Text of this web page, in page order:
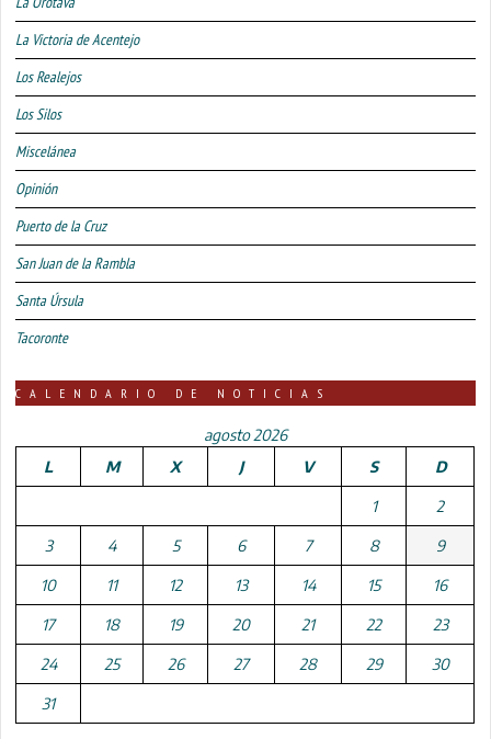
La Victoria de Acentejo
Los Realejos
Los Silos
Miscelánea
Opinión
Puerto de la Cruz
San Juan de la Rambla
Santa Úrsula
Tacoronte
CALENDARIO DE NOTICIAS
agosto 2026
L
M X J V S D
1 2
3 4 5 6 7 8 9
10 11 12 13 14 15 16
17 18 19 20 21 22 23
24 25 26 27 28 29 30
31